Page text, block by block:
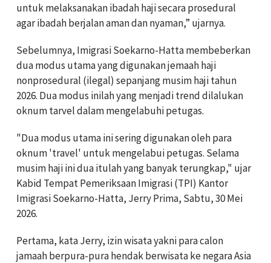
untuk melaksanakan ibadah haji secara prosedural
agar ibadah berjalan aman dan nyaman,” ujarnya.
Sebelumnya, Imigrasi Soekarno-Hatta membeberkan
dua modus utama yang digunakan jemaah haji
nonprosedural (ilegal) sepanjang musim haji tahun
2026. Dua modus inilah yang menjadi trend dilalukan
oknum tarvel dalam mengelabuhi petugas.
"Dua modus utama ini sering digunakan oleh para
oknum 'travel' untuk mengelabui petugas. Selama
musim haji ini dua itulah yang banyak terungkap," ujar
Kabid Tempat Pemeriksaan Imigrasi (TPI) Kantor
Imigrasi Soekarno-Hatta, Jerry Prima, Sabtu, 30 Mei
2026.
Pertama, kata Jerry, izin wisata yakni para calon
jamaah berpura-pura hendak berwisata ke negara Asia